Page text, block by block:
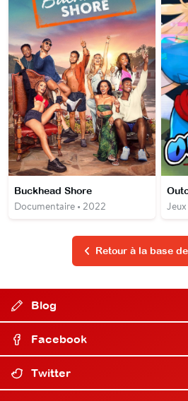
Buckhead Shore
Documentaire • 2022
Retour à la base
Blog
Facebook
Twitter